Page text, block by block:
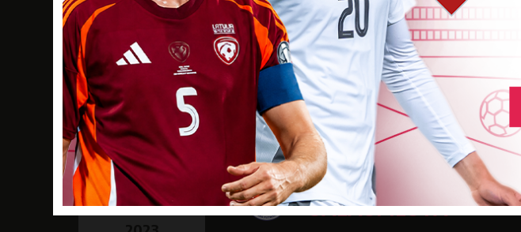
SVĒTDIENA
11 JŪN
10:00
Latvijas Jaunatnes čempionāts futbolā
RĪGAS FUTBOLA
KLUBS
Rīgas Ostvalda vsk. stadions
TREŠDIENA
14 JŪN
12:30
Latvijas Jaunatnes čempionāts futbolā
JFK DAUGAVA /
SALASPILS FA